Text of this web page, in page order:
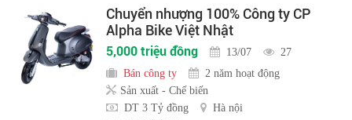
Chuyển nhượng 100% Công ty CP
Alpha Bike Việt Nhật
5,000 triệu đồng 13/07
27
Bán công ty
2 năm hoạt động
Sản xuất - Chế biến
DT 3 Tỷ đồng
Hà nội